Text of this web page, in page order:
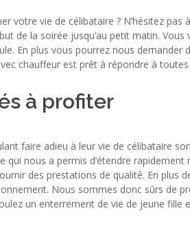
votre vie de célibataire ? N’hésitez
de la soirée jusqu’au petit matin.
En plus vous pourrez nous
chauffeur est prêt à répondre à
à profiter
faire adieu à leur vie de célibataire
nous a permis d’étendre
des prestations de qualité. En
Nous sommes donc sûrs de
un enterrement de vie de jeune fille